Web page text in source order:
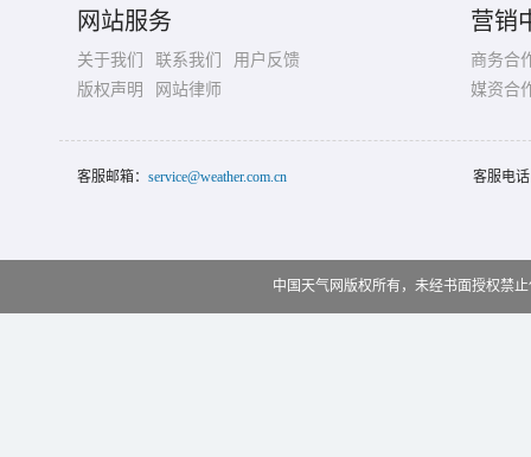
网站服务
关于我们 联系我们
用户反馈
版权声明
网站律师
营销
商务合
媒资合
客服邮箱： service@weather.com.cn 客服电
中国天气网版权所有，未经书面授权